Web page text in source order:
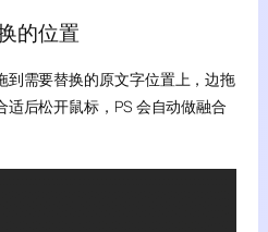
的位置
到需要替换的原文字位置上，边拖
后松开鼠标，PS 会自动做融合